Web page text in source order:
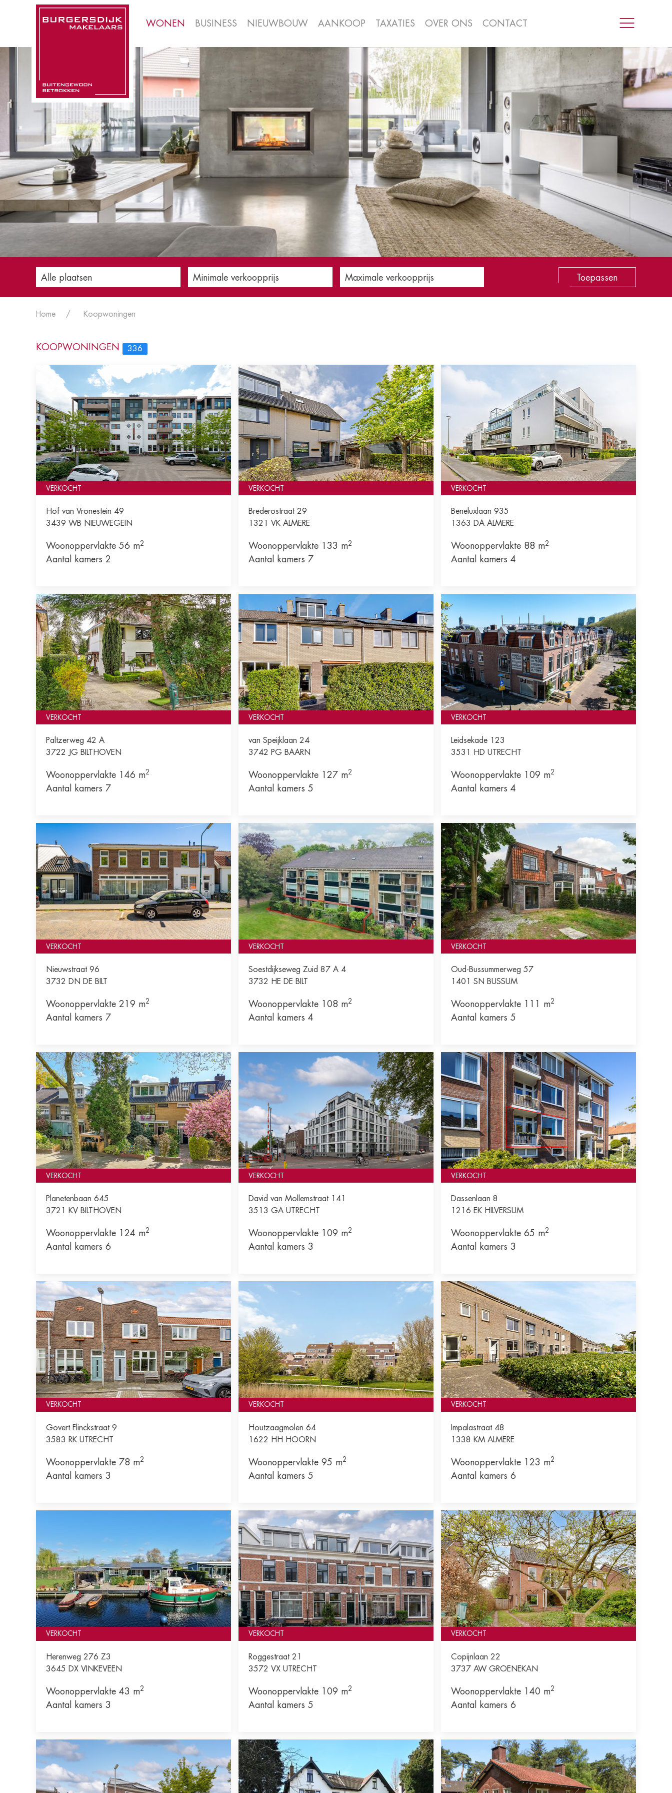
WONEN BUSINESS NIEUWBOUW AANKOOP TAXATIES OVER ONS CONTACT
Alle plaatsen Minimale verkoopprijs Maximale verkoopprijs Toepassen
Home Koopwoningen
KOOPWONINGEN 336
VERKOCHT
Hof van Vronestein 49
3439 WB NIEUWEGEIN
Woonoppervlakte 56 m2
Aantal kamers 2
VERKOCHT
Brederostraat 29
1321 VK ALMERE
Woonoppervlakte 133 m2
Aantal kamers 7
VERKOCHT
Beneluxlaan 935
1363 DA ALMERE
Woonoppervlakte 88 m2
Aantal kamers 4
VERKOCHT
Paltzerweg 42 A
3722 JG BILTHOVEN
Woonoppervlakte 146 m2
Aantal kamers 7
VERKOCHT
van Speijklaan 24
3742 PG BAARN
Woonoppervlakte 127 m2
Aantal kamers 5
VERKOCHT
Leidsekade 123
3531 HD UTRECHT
Woonoppervlakte 109 m2
Aantal kamers 4
VERKOCHT
Nieuwstraat 96
3732 DN DE BILT
Woonoppervlakte 219 m2
Aantal kamers 7
VERKOCHT
Soestdijkseweg Zuid 87 A 4
3732 HE DE BILT
Woonoppervlakte 108 m2
Aantal kamers 4
VERKOCHT
Oud-Bussummerweg 57
1401 SN BUSSUM
Woonoppervlakte 111 m2
Aantal kamers 5
VERKOCHT
Planetenbaan 645
3721 KV BILTHOVEN
Woonoppervlakte 124 m2
Aantal kamers 6
VERKOCHT
David van Mollemstraat 141
3513 GA UTRECHT
Woonoppervlakte 109 m2
Aantal kamers 3
VERKOCHT
Dassenlaan 8
1216 EK HILVERSUM
Woonoppervlakte 65 m2
Aantal kamers 3
VERKOCHT
Govert Flinckstraat 9
3583 RK UTRECHT
Woonoppervlakte 78 m2
Aantal kamers 3
VERKOCHT
Houtzaagmolen 64
1622 HH
HOORN
Woonoppervlakte 95 m2
Aantal kamers 5
VERKOCHT
Impalastraat 48
1338 KM ALMERE
Woonoppervlakte 123 m2
Aantal kamers 6
VERKOCHT
Herenweg 276 Z3
3645 DX VINKEVEEN
Woonoppervlakte 43 m2
Aantal kamers 3
VERKOCHT
Roggestraat 21
3572 VX UTRECHT
Woonoppervlakte 109 m2
Aantal kamers 5
VERKOCHT
Copijnlaan 22
3737 AW GROENEKAN
Woonoppervlakte 140 m2
Aantal kamers 6